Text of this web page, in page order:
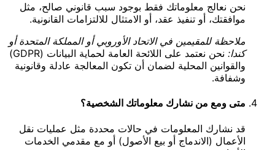
نحن نعالج معلوماتك فقط بوجود سبب قانوني صالح، مثل
موافقتك، أو تنفيذ عقد، أو الامتثال للالتزامات القانونية.
ملاحظة للمقيمين في الاتحاد الأوروبي أو المملكة المتحدة أو
كندا:
نحن نعتمد على اللائحة العامة لحماية البيانات (GDPR)
والقوانين المحلية لضمان أن تكون المعالجة عادلة وقانونية
وشفافة.
متى ومع من نشارك معلوماتك الشخصية؟
قد نشارك المعلومات في حالات محددة مثل عمليات نقل
الأعمال (الاندماج أو بيع الأصول) أو مع مقدمي الخدمات